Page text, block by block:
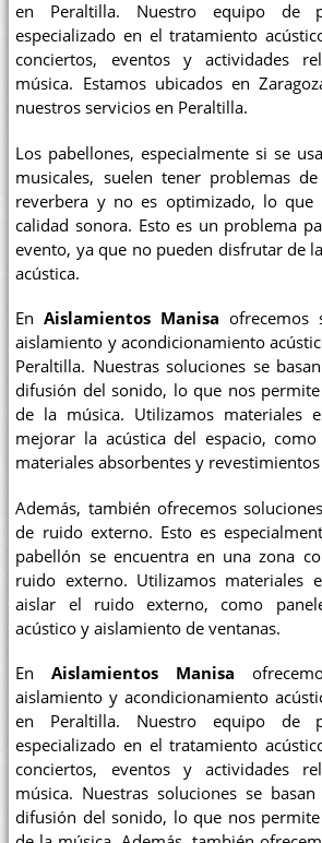
en Peraltilla. Nuestro equipo de
especializado en el tratamiento
conciertos, eventos y actividades
música. Estamos ubicados en
nuestros servicios en Peraltilla.
Los pabellones, especialmente si se
musicales, suelen tener problemas
reverbera y no es optimizado, lo que
calidad sonora. Esto es un problema
evento, ya que no pueden disfrutar de
acústica.
EnAislamientos Manisa ofrecemos
aislamiento y acondicionamiento
Peraltilla. Nuestras soluciones se
difusión del sonido, lo que nos
de la música. Utilizamos materiales
mejorar la acústica del espacio, como
materiales absorbentes y revestimientos
Además, también ofrecemos
de ruido externo. Esto es
pabellón se encuentra en una zona
ruido externo. Utilizamos materiales
aislar el ruido externo, como
acústico y aislamiento de ventanas.
EnAislamientos Manisa
aislamiento y acondicionamiento
en Peraltilla. Nuestro equipo de
especializado en el tratamiento
conciertos, eventos y actividades
música. Nuestras soluciones se
difusión del sonido, lo que nos